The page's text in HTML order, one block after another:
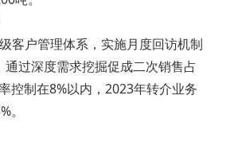
客户管理体系，实施月度回访机制
通过深度需求挖掘促成二次销售占
控制在8%以内，2023年转介业务
。